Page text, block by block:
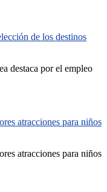
de los destinos
destaca por el empleo
atracciones para niños
atracciones para niños